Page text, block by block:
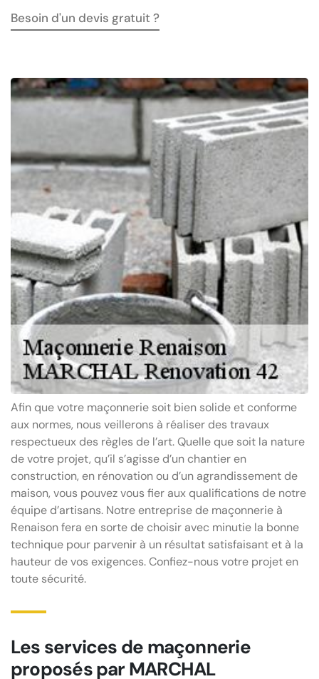
Besoin d'un devis gratuit ?
Afin que votre maçonnerie soit bien solide et conforme
aux normes, nous veillerons à réaliser des travaux
respectueux des règles de l’art. Quelle que soit la nature
de votre projet, qu’il s’agisse d’un chantier en
construction, en rénovation ou d’un agrandissement de
maison, vous pouvez vous fier aux qualifications de notre
équipe d’artisans. Notre entreprise de maçonnerie à
Renaison fera en sorte de choisir avec minutie la bonne
technique pour parvenir à un résultat satisfaisant et à la
hauteur de vos exigences. Confiez-nous votre projet en
toute sécurité.
Les services de maçonnerie
proposés par MARCHAL